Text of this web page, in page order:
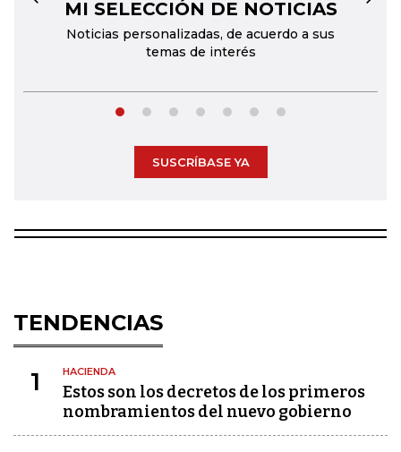
MI SELECCIÓN DE NOTICIAS
Noticias personalizadas, de acuerdo a sus
temas de interés
← →
SUSCRÍBASE YA
TENDENCIAS
1 HACIENDA
Estos son los decretos de los primeros
nombramientos del nuevo gobierno